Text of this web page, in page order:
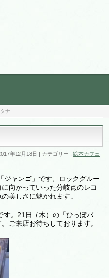
ナ
年12月18日 カテゴリー :絵本カフェ
ジャンゴ」です。ロックグルー
向かっていった分岐点のレコ
美しさに魅かれます。
す。21日（木）の「ひっぽパ
ご来店お待ちしております。